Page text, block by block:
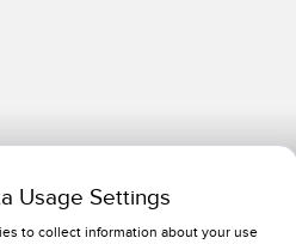
Usage Settings
to collect information about your use